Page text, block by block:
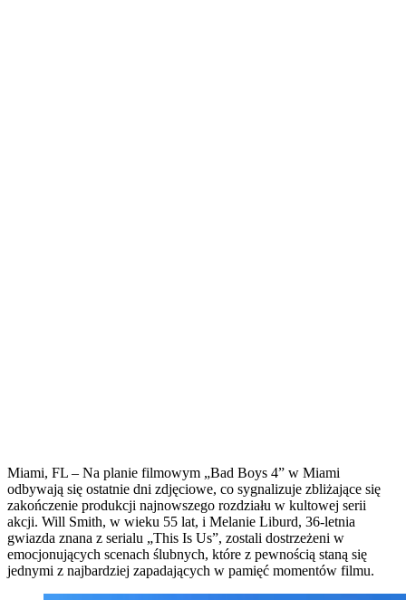
Miami, FL – Na planie filmowym „Bad Boys 4” w Miami
odbywają się ostatnie dni zdjęciowe, co sygnalizuje zbliżające się
zakończenie produkcji najnowszego rozdziału w kultowej serii
akcji. Will Smith, w wieku 55 lat, i Melanie Liburd, 36-letnia
gwiazda znana z serialu „This Is Us”, zostali dostrzeżeni w
emocjonujących scenach ślubnych, które z pewnością staną się
jednymi z najbardziej zapadających w pamięć momentów filmu.